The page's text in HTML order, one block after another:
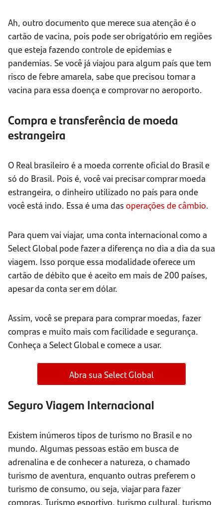
Ah, outro documento que merece sua atenção é o
cartão de vacina, pois pode ser obrigatório em regiões
que esteja fazendo controle de epidemias e
pandemias. Se você já viajou para algum país que tem
risco de febre amarela, sabe que precisou tomar a
vacina para essa doença e comprovar no aeroporto.
Compra e transferência de moeda
estrangeira
O Real brasileiro é a moeda corrente oficial do Brasil e
só do Brasil. Pois é, você vai precisar comprar moeda
estrangeira, o dinheiro utilizado no país para onde
você está indo. Essa é uma das operações de câmbio.
Para quem vai viajar, uma conta internacional como a
Select Global pode fazer a diferença no dia a dia da sua
viagem. Isso porque essa modalidade oferece um
cartão de débito que é aceito em mais de 200 países,
apesar da conta ser em dólar.
Assim, você se prepara para comprar moedas, fazer
compras e muito mais com facilidade e segurança.
Conheça a Select Global e comece a usar.
Abra sua Select Global
Seguro Viagem Internacional
Existem inúmeros tipos de turismo no Brasil e no
mundo. Algumas pessoas estão em busca de
adrenalina e de conhecer a natureza, o chamado
turismo de aventura, enquanto outras preferem o
turismo de consumo, ou seja, viajar para fazer
compras. Turismo esportivo, turismo cultural, turismo